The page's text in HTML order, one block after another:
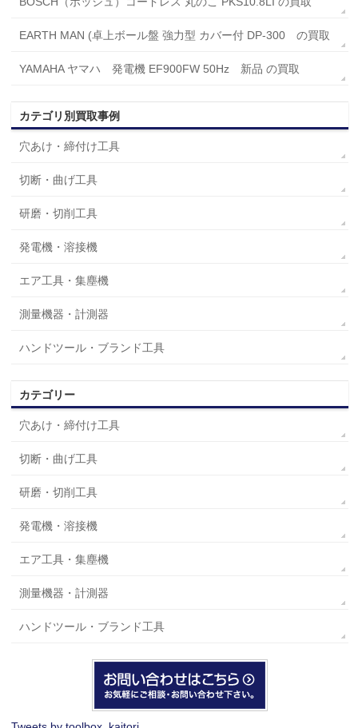
EARTH MAN (卓上ボール盤 強力型 カバー付 DP-300 の買取
YAMAHA ヤマハ 発電機 EF900FW 50Hz 新品 の買取
カテゴリ別買取事例
穴あけ・締付け工具
切断・曲げ工具
研磨・切削工具
発電機・溶接機
エア工具・集塵機
測量機器・計測器
ハンドツール・ブランド工具
カテゴリー
穴あけ・締付け工具
切断・曲げ工具
研磨・切削工具
発電機・溶接機
エア工具・集塵機
測量機器・計測器
ハンドツール・ブランド工具